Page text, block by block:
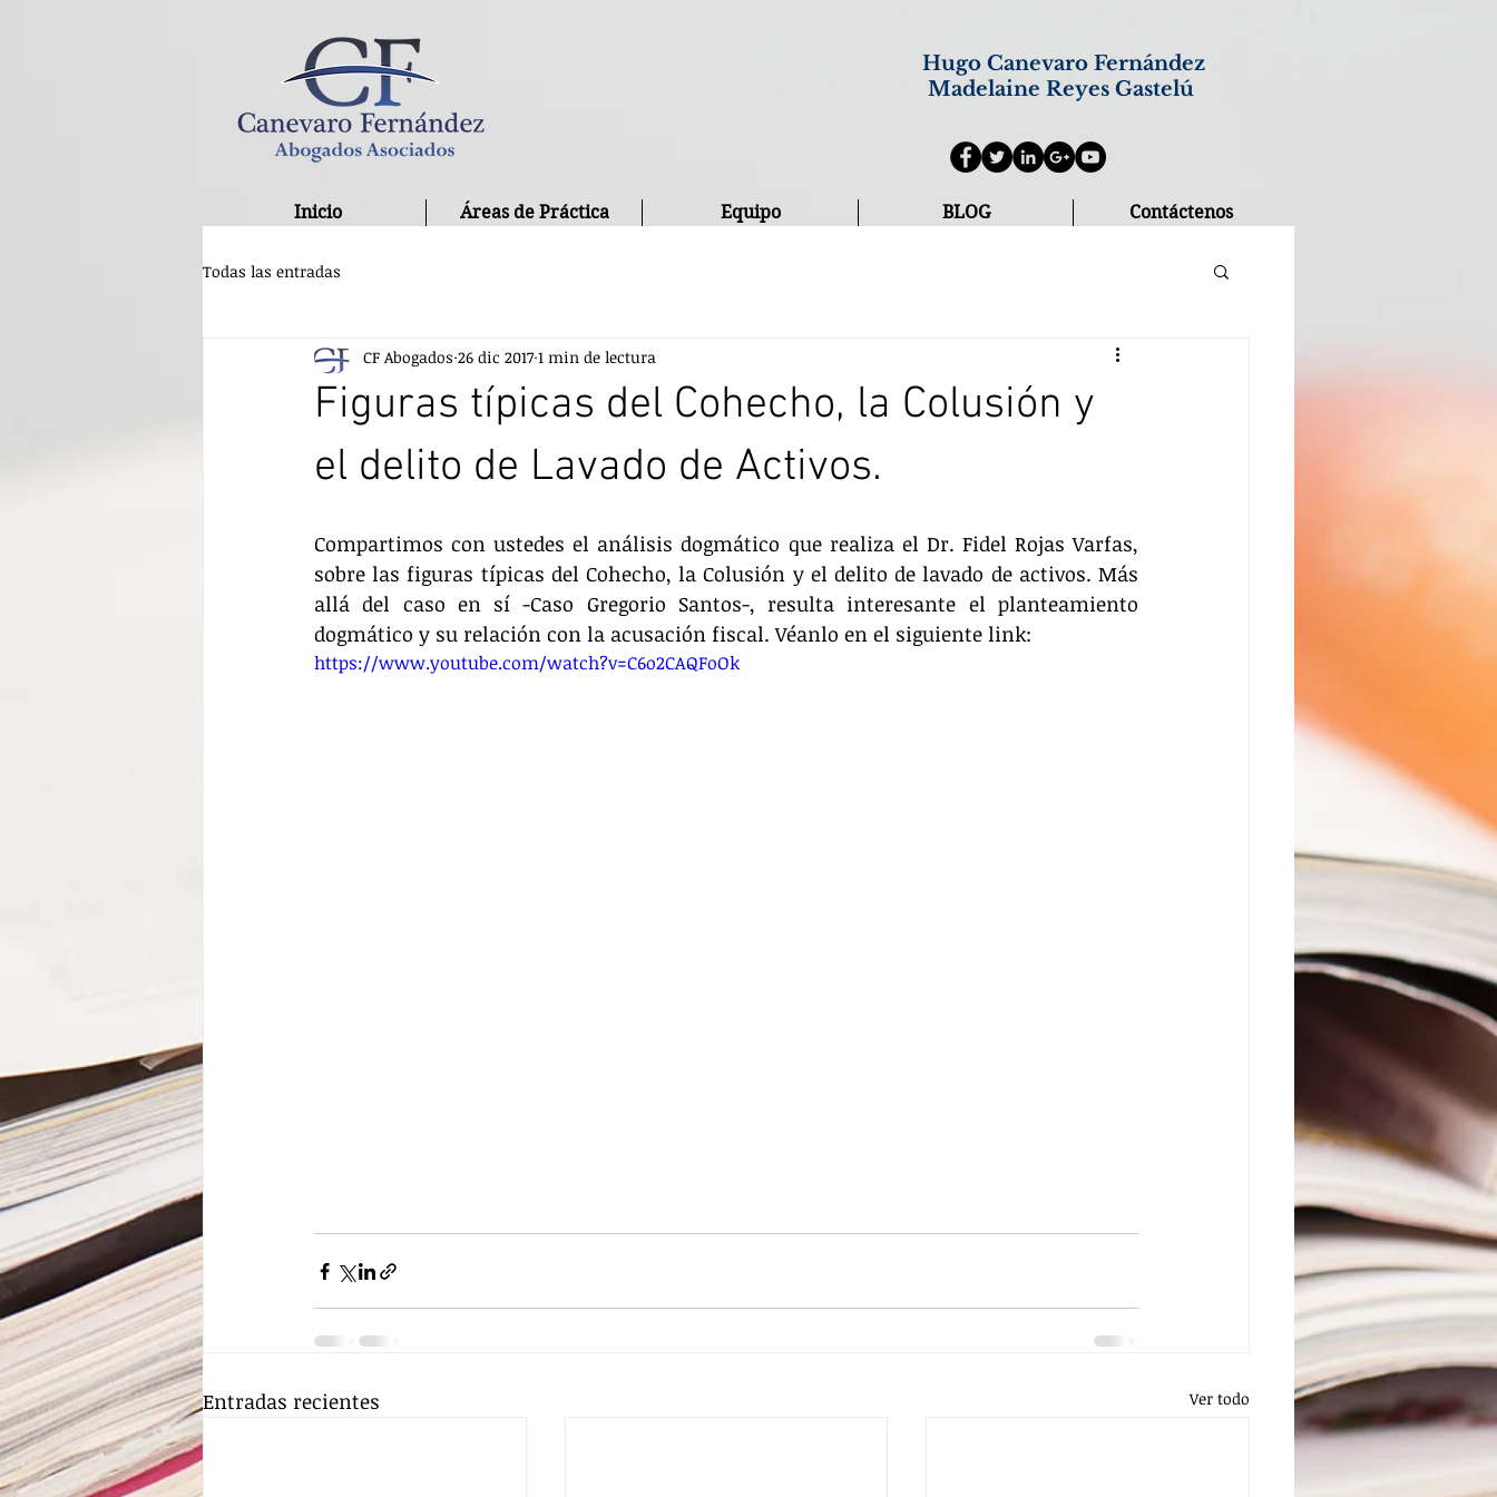
Hugo Canevaro Fernández
Madelaine Reyes Gastelú
Inicio Áreas de Práctica Equipo BLOG Contáctenos
Todas las entradas
Figuras típicas del Cohecho, la Colusión y
el delito de Lavado de Activos.
CF Abogados 26 dic 2017 1 min de lectura
Compartimos con ustedes el análisis dogmático que realiza el Dr. Fidel Rojas Varfas,
sobre las figuras típicas del Cohecho, la Colusión y el delito de lavado de activos. Más
allá del caso en sí -Caso Gregorio Santos-, resulta interesante el planteamiento
dogmático y su relación con la acusación fiscal. Véanlo en el siguiente link:
https://www.youtube.com/watch?v=C6o2CAQFoOk
Entradas recientes Ver todo